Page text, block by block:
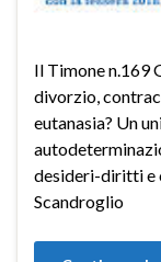
Il Timone n.169
divorzio,
eutanasia? Un
desideri-diritti e
Scandroglio